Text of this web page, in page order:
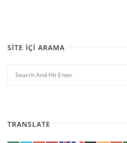
SITE İÇI ARAMA
TRANSLATE